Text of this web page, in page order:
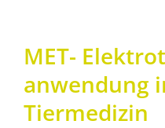
MET-
anwendung
Tiermedizin